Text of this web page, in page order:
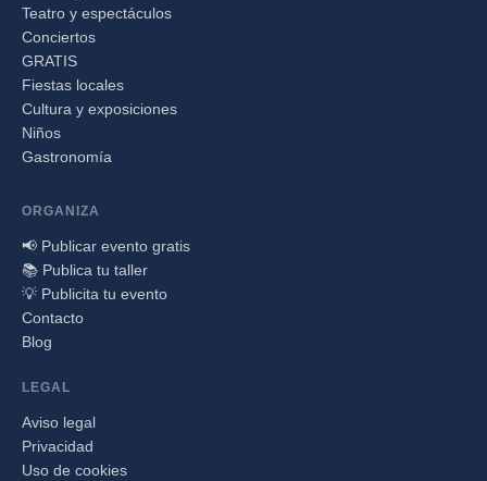
Teatro y espectáculos
Conciertos
GRATIS
Fiestas locales
Cultura y exposiciones
Niños
Gastronomía
ORGANIZA
📢 Publicar evento gratis
📚 Publica tu taller
💡 Publicita tu evento
Contacto
Blog
LEGAL
Aviso legal
Privacidad
Uso de cookies